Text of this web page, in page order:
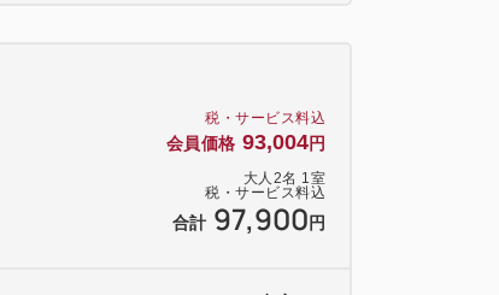
税・サービス料込
会員価格 93,004円
大人 2名 1室
税・サービス料込
合計 97,900 円